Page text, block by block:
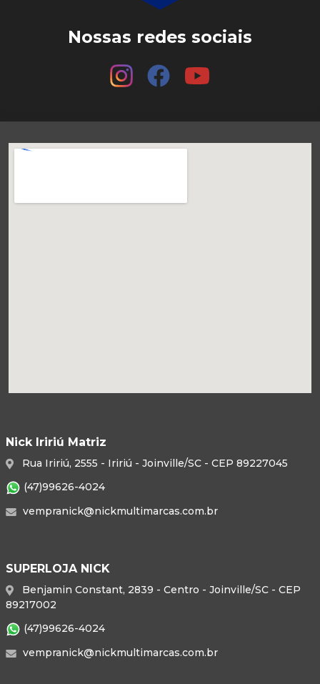
Nossas redes sociais
Nick Iririú Matriz
Rua Iririú, 2555 - Iririú - Joinville/SC - CEP 89227045
(47)99626-4024
vempranick@nickmultimarcas.com.br
SUPERLOJA NICK
Benjamin Constant, 2839 - Centro - Joinville/SC - CEP
89217002
(47)99626-4024
vempranick@nickmultimarcas.com.br